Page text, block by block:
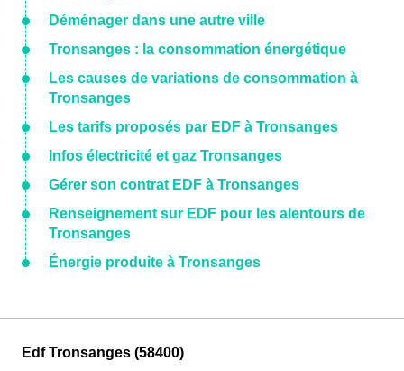
Déménager dans une autre ville
Tronsanges : la consommation énergétique
Les causes de variations de consommation à
Tronsanges
Les tarifs proposés par EDF à Tronsanges
Infos électricité et gaz Tronsanges
Gérer son contrat EDF à Tronsanges
Renseignement sur EDF pour les alentours de
Tronsanges
Énergie produite à Tronsanges
Edf Tronsanges (58400)